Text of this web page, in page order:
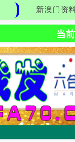
新澳门资
当